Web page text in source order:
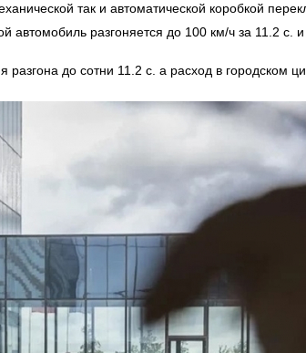
так и автоматической коробкой
автомобиль разгоняется до 100 км/ч за 11.2 с.
до сотни 11.2 с. а расход в городском